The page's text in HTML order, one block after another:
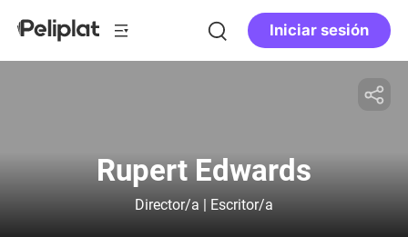
Iniciar sesión
Rupert Edwards
Director/a | Escritor/a